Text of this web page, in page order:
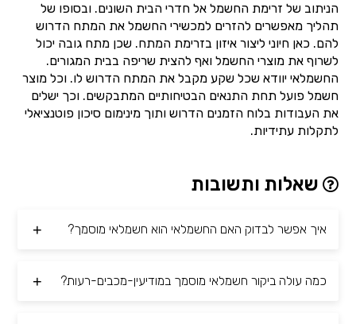
הניתוב של זרימת החשמל אל חדרי הבית השונים. ובסופו של
תהליך מאפשרים להזרים למכשירי החשמל את המתח הדרוש
להם. כאן חיוני ליצור איזון בזרימת המתח. שכן מתח גובה יכול
לשרוף את מוצרי החשמל ואף להצית שריפה בבית המגורים.
החשמלאי יוודא שכל שקע מקבל את המתח הדרוש לו. וכל מוצר
חשמל פועל תחת התנאים הבטיחותיים המתבקשים. וכך ישלים
את העבודות בלוח הזמנים הדרוש ותוך מינימום סיכון פוטנציאלי
לתקלות עתידיות.
שאלות ותשובות
איך אפשר לבדוק האם החשמלאי הוא חשמלאי מוסמך?
כמה עולה ביקור חשמלאי מוסמך במודיעין-מכבים-רעות?